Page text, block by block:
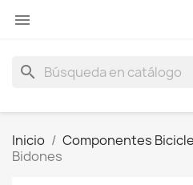

search
Inicio Componentes
Bidones